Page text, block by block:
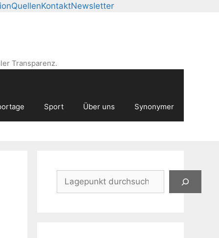
QuellenKontaktNewsletter
Transparenz.
Sport Über uns Synonymer
Suchen